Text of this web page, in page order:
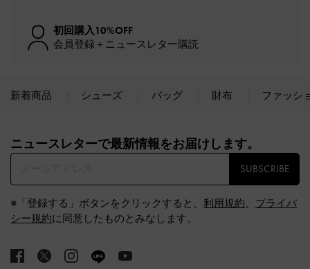
初回購入10%OFF
会員登録＋ニュースレター購読
新着商品 シューズ バッグ 財布 ファッシ
ニュースレターで最新情報をお届けします。​
SUBSCRIBE
※「登録する」ボタンをクリックすると、 利用規約、 プライバ
シー規約に同意したものとみなします。